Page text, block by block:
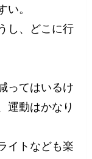
い。
し、どこに行
ってはいるけ
運動はかなり
イトなども楽